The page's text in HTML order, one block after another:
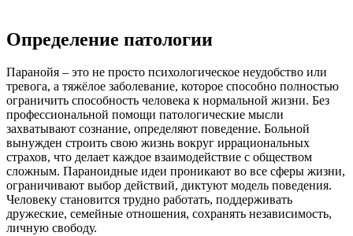
Определение патологии
Паранойя – это не просто психологическое неудобство или
тревога, а тяжёлое заболевание, которое способно полностью
ограничить способность человека к нормальной жизни. Без
профессиональной помощи патологические мысли
захватывают сознание, определяют поведение. Больной
вынужден строить свою жизнь вокруг иррациональных
страхов, что делает каждое взаимодействие с обществом
сложным. Параноидные идеи проникают во все сферы жизни,
ограничивают выбор действий, диктуют модель поведения.
Человеку становится трудно работать, поддерживать
дружеские, семейные отношения, сохранять независимость,
личную свободу.